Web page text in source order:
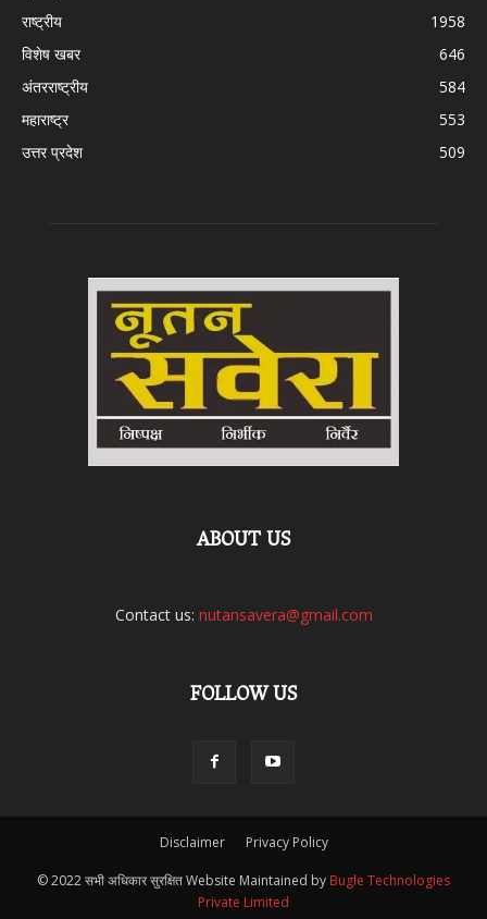
राष्ट्रीय
1958
विशेष खबर
646
अंतरराष्ट्रीय
584
महाराष्ट्र
553
उत्तर प्रदेश
509
ABOUT US
Contact us: nutansavera@gmail.com
FOLLOW US
Disclaimer Privacy Policy
© 2022 सभी अधिकार सुरक्षित Website Maintained by Bugle Technologies
Private Limited